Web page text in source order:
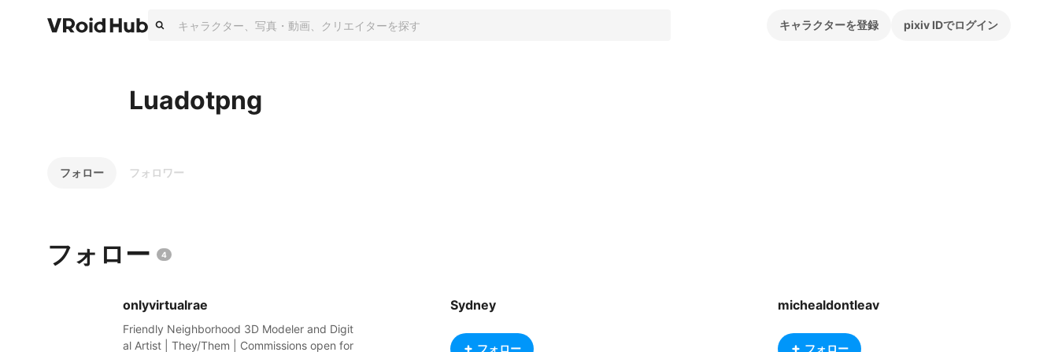
キャラクターを登録 pixiv IDでログイン
Luadotpng
フォロー フォロワー
フォロー 4
onlyvirtualrae
Friendly Neighborhood 3D Modeler and Digit
al Artist | They/Them | Commissions open for
Sydney
フォロー
michealdontleav
フォロー